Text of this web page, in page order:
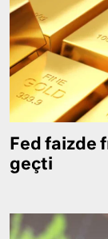
Fed faizde
geçti